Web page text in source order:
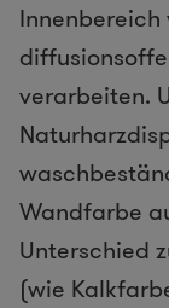
verarbeiten.
Wandfarbe
Unterschied
(wie